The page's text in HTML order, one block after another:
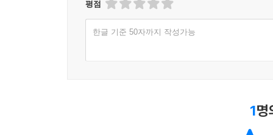
평점
한글 기준 50자까지 작성가능
1명